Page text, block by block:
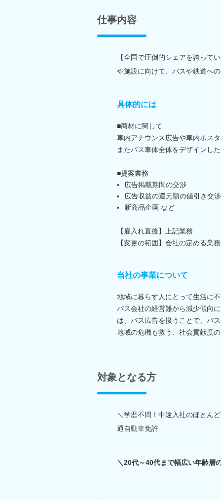
仕事内容
【全国で圧倒的シェアを誇って
や施設に向けて、バスや鉄道へ
具体的には
■商材に関して
車内アナウンス広告や車内ポス
またバス車体全体をデザインし
■提案業務
広告掲載期間の交渉
広告収益の還元額の値引き交渉
新商品企画 など
【雇入れ直後】上記業務
【変更の範囲】会社の定める業
当社の事業について
地域に暮らす人にとって生活に
バス会社の経営難から減少傾向
は、バス広告を扱うことで、バ
地域の危機も救う、社会貢献度
対象となる方
＼学歴不問！中途入社のほとん
通自動車免許
＼20代～40代まで幅広い年齢層